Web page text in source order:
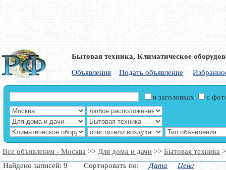
Бытовая техника, Климатическое
Объявления
Подать объявление
в заголовках с
Все объявления - Москва >> Для дома и дачи >> Бытовая техника
Найдено записей: 9 Сортировать по: Дата Цена